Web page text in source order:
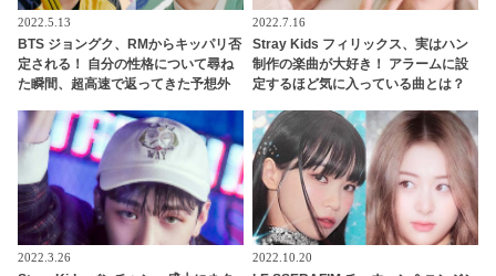
2022.5.13
BTS ジョングク、RMからキッパリ否
定される！ 自分の性格について尋ね
た瞬間、超高速で返ってきた予想外
かないジョングクのリアクションま
で面白すぎる
2022.7.16
Stray Kids フィリックス、実はハン
制作の楽曲が大好き！ アラームに設
定するほど気に入っている曲とは？
良さにほっこり
2022.3.26 2022.10.20